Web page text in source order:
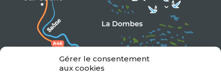
Gérer le consentement
aux cookies